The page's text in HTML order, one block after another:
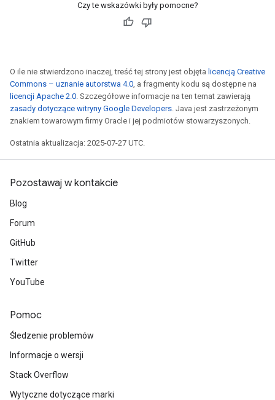
Czy te wskazówki były pomocne?
O ile nie stwierdzono inaczej, treść tej strony jest objęta licencją Creative
Commons – uznanie autorstwa 4.0, a fragmenty kodu są dostępne na
licencji Apache 2.0. Szczegółowe informacje na ten temat zawierają
zasady dotyczące witryny Google Developers. Java jest zastrzeżonym
znakiem towarowym firmy Oracle i jej podmiotów stowarzyszonych.
Ostatnia aktualizacja: 2025-07-27 UTC.
Pozostawaj w kontakcie
Blog
Forum
GitHub
Twitter
YouTube
Pomoc
Śledzenie problemów
Informacje o wersji
Stack Overflow
Wytyczne dotyczące marki